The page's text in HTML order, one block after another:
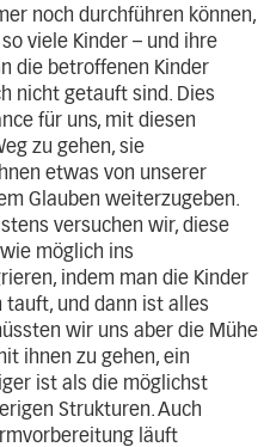
noch durchführen können,
viele Kinder – und ihre
die betroffenen Kinder
nicht getauft sind. Dies
für uns, mit diesen
zu gehen, sie
etwas von unserer
Glauben weiterzugeben.
versuchen wir, diese
möglich ins
indem man die Kinder
und dann ist alles
wir uns aber die Mühe
ihnen zu gehen, ein
ist als die möglichst
Strukturen. Auch
läuft